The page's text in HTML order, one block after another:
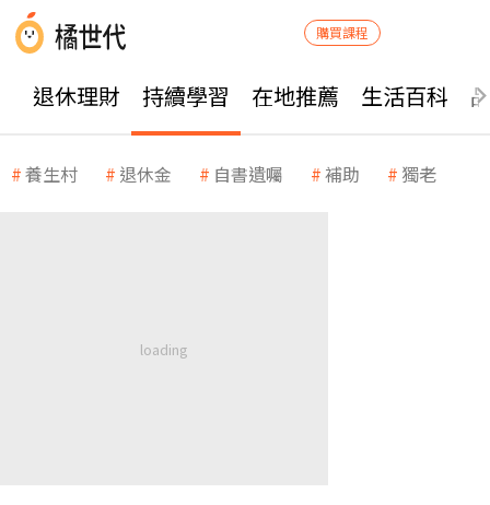
購買課程
退休理財 持續學習 在地推薦 生活百科
養生村 退休金 自書遺囑 補助 獨老